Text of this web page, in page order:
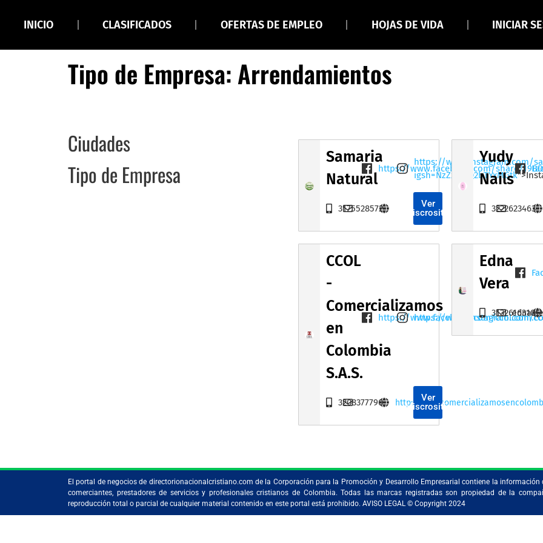
INICIO CLASIFICADOS OFERTAS DE EMPLEO HOJAS DE VIDA INICIAR
Tipo de Empresa: Arrendamientos
Ciudades
Tipo de Empresa
Samaria
Natural
https://www.facebook.com/share/
https://www.instagram.com/
igsh=NzZxamQ2bTYxMGtk
3175528572
Ver
Miscrositio
Yudy
Nails
3222623463
CCOL
-
Comercializamos
en
Colombia
S.A.S.
https://www.facebook.com/
https://www.instagram.com/
3208377790 http:// Ver
Miscrositio
Edna
Vera
3132616310
El portal de negocios de directorionacionalcristiano.com de la Corporación para la Promoción y Desarrollo Empresarial contiene la información
comerciantes, prestadores de servicios y profesionales cristianos de Colombia. Todas las marcas registradas son propiedad de la
reproducción total o parcial de cualquier material contenido en este portal está prohibido. AVISO LEGAL © Copyright 2024